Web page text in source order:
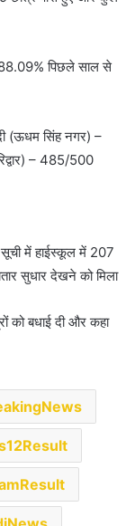
88.09% पिछले साल से
(ऊधम सिंह नगर) –
– 485/500
सूची में हाईस्कूल में 207
सुधार देखने को मिला
को बधाई दी और कहा